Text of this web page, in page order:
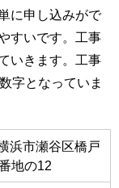
に申し込みがで
すいです。工事
いきます。工事
字となっていま
浜市瀬谷区橋戸
地の12